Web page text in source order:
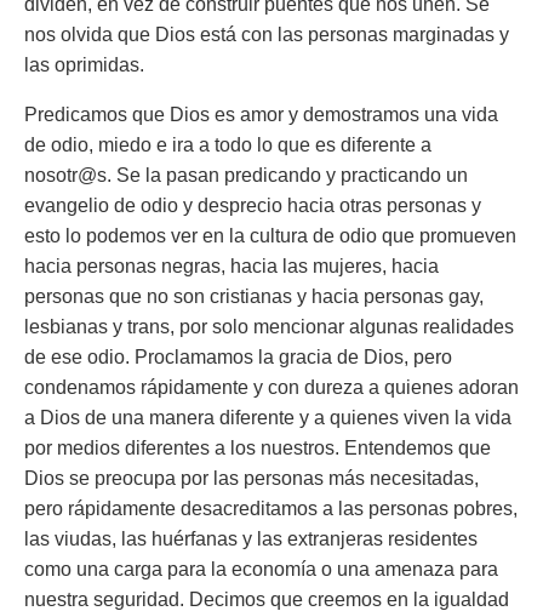
dividen, en vez de construir puentes que nos unen. Se
nos olvida que Dios está con las personas marginadas y
las oprimidas.
Predicamos que Dios es amor y demostramos una vida
de odio, miedo e ira a todo lo que es diferente a
nosotr@s. Se la pasan predicando y practicando un
evangelio de odio y desprecio hacia otras personas y
esto lo podemos ver en la cultura de odio que promueven
hacia personas negras, hacia las mujeres, hacia
personas que no son cristianas y hacia personas gay,
lesbianas y trans, por solo mencionar algunas realidades
de ese odio. Proclamamos la gracia de Dios, pero
condenamos rápidamente y con dureza a quienes adoran
a Dios de una manera diferente y a quienes viven la vida
por medios diferentes a los nuestros. Entendemos que
Dios se preocupa por las personas más necesitadas,
pero rápidamente desacreditamos a las personas pobres,
las viudas, las huérfanas y las extranjeras residentes
como una carga para la economía o una amenaza para
nuestra seguridad. Decimos que creemos en la igualdad